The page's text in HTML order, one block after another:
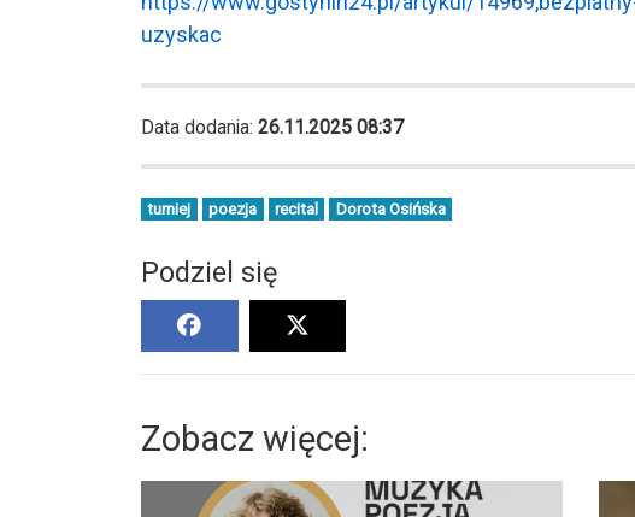
uzyskac
Data dodania: 26.11.2025 08:37
turniej poezja recital Dorota Osińska
Podziel się
Zobacz więcej: